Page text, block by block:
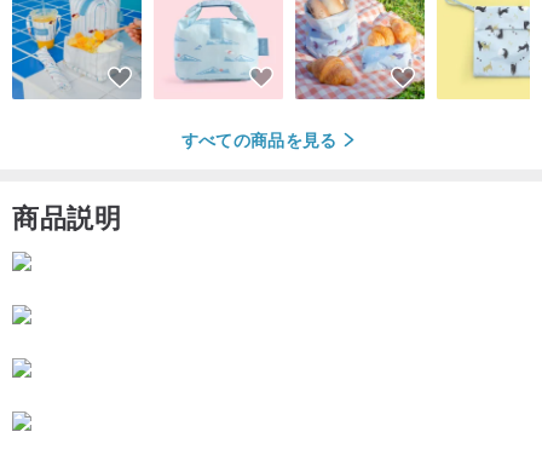
すべての商品を見る
商品説明